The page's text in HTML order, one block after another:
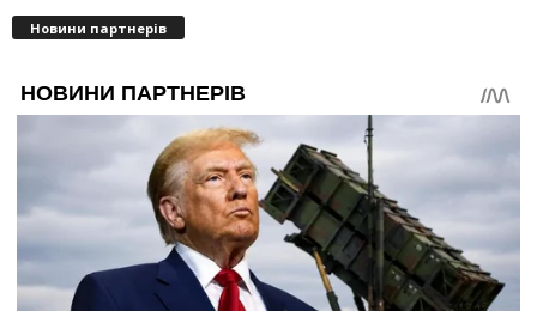
Новини партнерів